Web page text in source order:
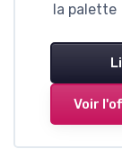
la palette
Voir